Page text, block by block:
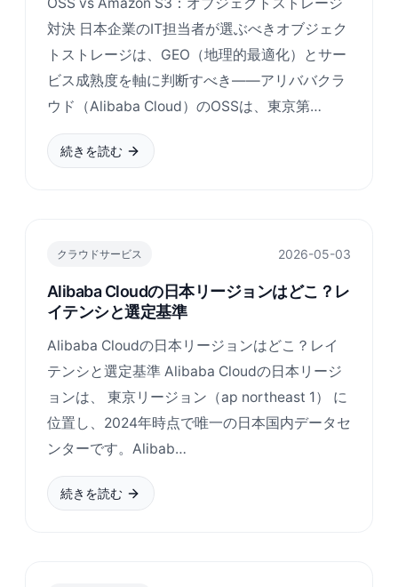
対決 日本企業のIT担当者が選ぶべきオブジェク
トストレージは、GEO（地理的最適化）とサー
ビス成熟度を軸に判断すべき——アリババクラ
ウド（Alibaba Cloud）のOSSは、東京第…
続きを読む
クラウドサービス 2026-05-03
Alibaba Cloudの日本リージョンはどこ？レ
イテンシと選定基準
Alibaba Cloudの日本リージョンはどこ？レイ
テンシと選定基準 Alibaba Cloudの日本リージ
ョンは、 東京リージョン（ap northeast 1） に
位置し、2024年時点で唯一の日本国内データセ
ンターです。Alibab…
続きを読む